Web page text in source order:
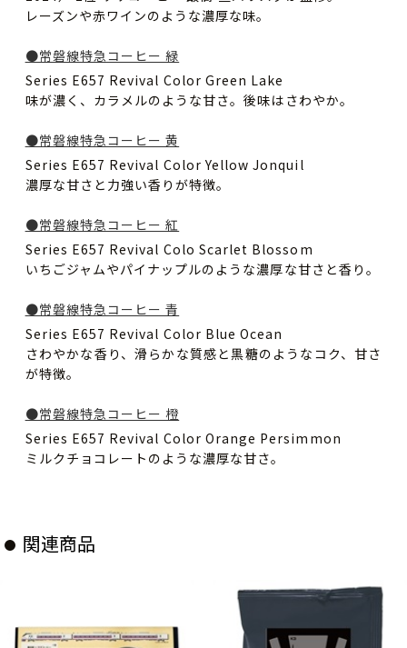
レーズンや赤ワインのような濃厚な味。
●常磐線特急コーヒー 緑
Series E657 Revival Color Green Lake
味が濃く、カラメルのような甘さ。後味はさわやか。
●常磐線特急コーヒー 黄
Series E657 Revival Color Yellow Jonquil
濃厚な甘さと力強い香りが特徴。
●常磐線特急コーヒー 紅
Series E657 Revival Colo Scarlet Blossom
いちごジャムやパイナップルのような濃厚な甘さと香り。
●常磐線特急コーヒー 青
Series E657 Revival Color Blue Ocean
さわやかな香り、滑らかな質感と黒糖のようなコク、甘さ
が特徴。
●常磐線特急コーヒー 橙
Series E657 Revival Color Orange Persimmon
ミルクチョコレートのような濃厚な甘さ。
関連商品